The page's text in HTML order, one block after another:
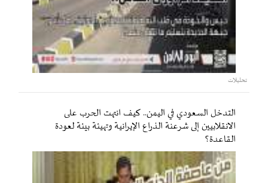
تحليلات
التدخل السعودي في اليمن.. كيف انتهت الحرب على
الانقلابيين إلى شرعنة الذراع الإيرانية وتهيئة بيئة لعودة
القاعدة؟